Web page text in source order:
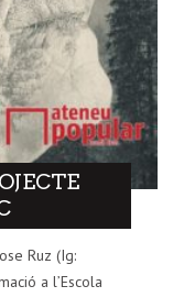
Ruz (Ig:
a l’Escola